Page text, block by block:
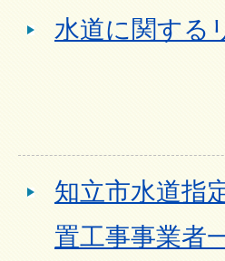
水道に関する
知立市水道指
置工事事業者